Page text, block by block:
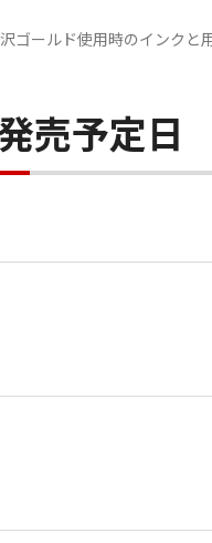
ゴールド使用時のインクと
売予定日